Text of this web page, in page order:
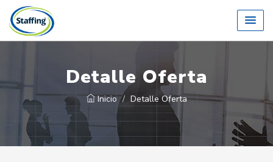
Detalle Oferta
Inicio Detalle Oferta